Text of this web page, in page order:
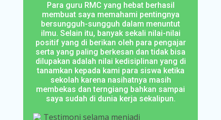
Para guru RMC yang hebat berhasil
membuat saya memahami pentingnya
bersungguh-sungguh dalam menuntut
ilmu. Selain itu, banyak sekali nilai-nilai
positif yang di berikan oleh para pengajar
serta yang paling berkesan dan tidak bisa
dilupakan adalah nilai kedisiplinan yang di
tanamkan kepada kami para siswa ketika
sekolah karena nasihatnya masih
membekas dan terngiang bahkan sampai
saya sudah di dunia kerja sekalipun.